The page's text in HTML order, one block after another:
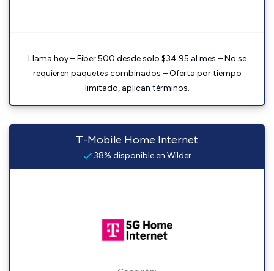
Llama hoy – Fiber 500 desde solo $34.95 al mes – No se
requieren paquetes combinados – Oferta por tiempo
limitado, aplican términos.
T-Mobile Home Internet
38% disponible en Wilder